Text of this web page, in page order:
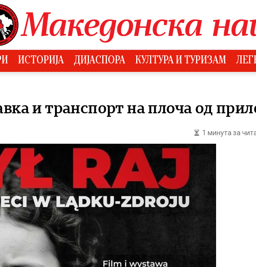
ИСТОРИЈА ДИЈАСПОРА КУЛТУРА И ТУРИЗАМ
и транспорт на плоча од
1 минута за